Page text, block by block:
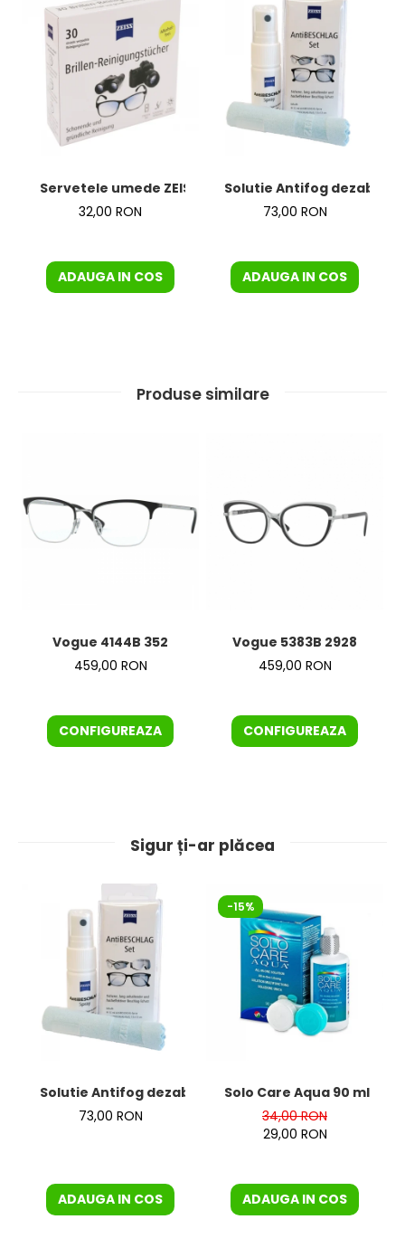
Servetele umede ZEISS
32,00 RON
ADAUGA IN COS
Solutie Antifog dezaburire
73,00 RON
ADAUGA IN COS
Produse similare
Vogue 4144B 352
459,00 RON
CONFIGUREAZA
Vogue 5383B 2928
459,00 RON
CONFIGUREAZA
Sigur ți-ar plăcea
Solutie Antifog dezaburire + laveta de la Zeiss – KIT
73,00 RON
ADAUGA IN COS
-15%
Solo Care Aqua 90 ml
34,00 RON
29,00 RON
ADAUGA IN COS